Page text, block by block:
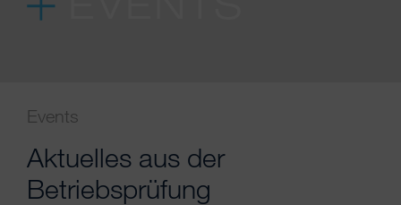
Events
Aktuelles aus der
Betriebsprüfung